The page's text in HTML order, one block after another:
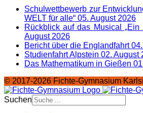
Schulwettbewerb zur
WELT für alle“ 05. August 2026
Rückblick auf das Musical „Ein
August 2026
Bericht über die Englandfahrt
Studienfahrt Alpstein 02. August
Das Mathematikum in Gießen
© 2017-2026 Fichte-Gymnasium
Suchen